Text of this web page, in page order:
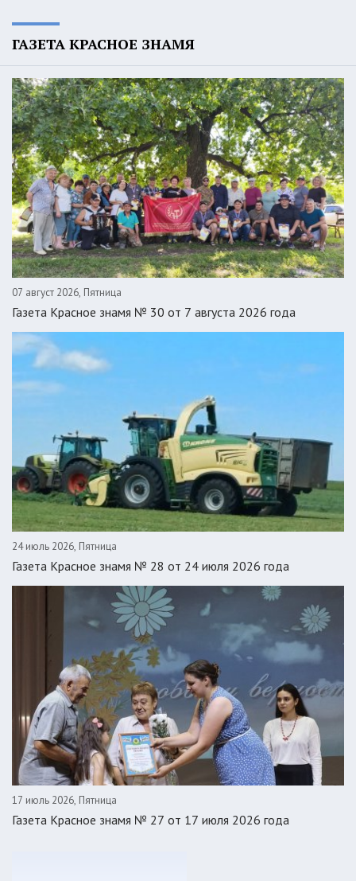
ГАЗЕТА КРАСНОЕ ЗНАМЯ
07 август 2026, Пятница
Газета Красное знамя № 30 от 7 августа 2026 года
24 июль 2026, Пятница
Газета Красное знамя № 28 от 24 июля 2026 года
17 июль 2026, Пятница
Газета Красное знамя № 27 от 17 июля 2026 года